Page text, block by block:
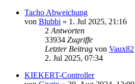
Tacho Abweichung
von Blubbi » 1. Jul 2025, 21:16
2 Antworten
33934 Zugriffe
Letzter Beitrag von Vaux82
2. Jul 2025, 07:34
KIEKERT-Controller